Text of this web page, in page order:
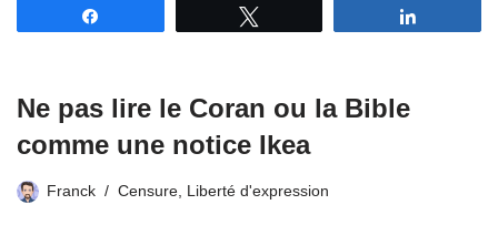
Ne pas lire le Coran ou la Bible
comme une notice Ikea
Franck Censure Liberté d'expression